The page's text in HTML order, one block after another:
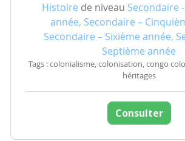
Histoire de niveau Secondaire
année, Secondaire –
Secondaire – Sixième année,
Septième année
Tags : colonialisme, colonisation, congo
héritages
Consulter